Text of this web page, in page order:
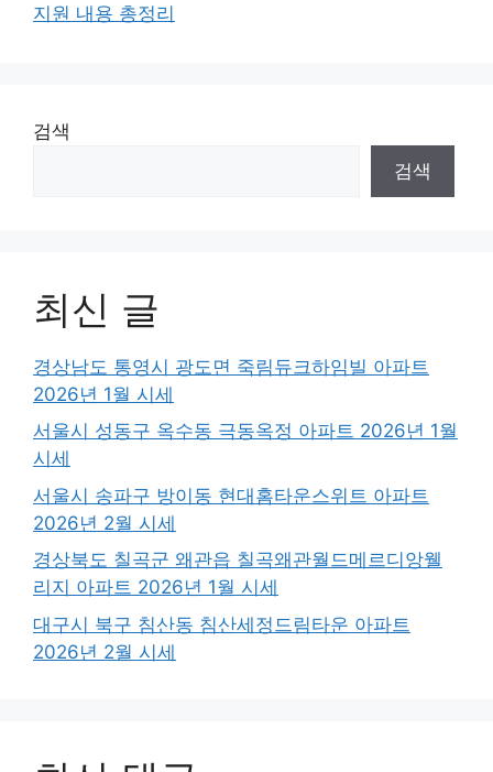
지원 내용 총정리
검색
검색
최신 글
경상남도 통영시 광도면 죽림듀크하임빌 아파트
2026년 1월 시세
서울시 성동구 옥수동 극동옥정 아파트 2026년 1월
시세
서울시 송파구 방이동 현대홈타운스위트 아파트
2026년 2월 시세
경상북도 칠곡군 왜관읍 칠곡왜관월드메르디앙웰
리지 아파트 2026년 1월 시세
대구시 북구 침산동 침산세정드림타운 아파트
2026년 2월 시세